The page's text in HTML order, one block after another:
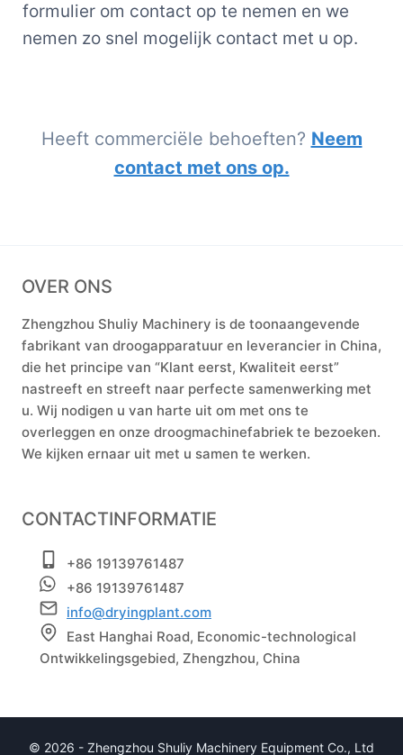
formulier om contact op te nemen en we
nemen zo snel mogelijk contact met u op.
Heeft commerciële behoeften? Neem
contact met ons op.
OVER ONS
Zhengzhou Shuliy Machinery is de toonaangevende
fabrikant van droogapparatuur en leverancier in China,
die het principe van “Klant eerst, Kwaliteit eerst”
nastreeft en streeft naar perfecte samenwerking met
u. Wij nodigen u van harte uit om met ons te
overleggen en onze droogmachinefabriek te bezoeken.
We kijken ernaar uit met u samen te werken.
CONTACTINFORMATIE
+86 19139761487
+86 19139761487
info@dryingplant.com
East Hanghai Road, Economic-technological
Ontwikkelingsgebied, Zhengzhou, China
© 2026 - Zhengzhou Shuliy Machinery Equipment Co., Ltd